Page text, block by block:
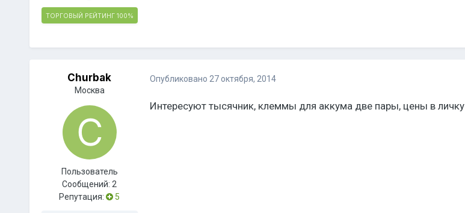
ТОРГОВЫЙ РЕЙТИНГ 100%
Churbak
Москва
Пользователь
Сообщений:2
Репутация:
5
Опубликовано 27 октября, 2014
Интересуют тысячник, клеммы для аккума две пары, цены в личку